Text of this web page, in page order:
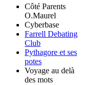
Côté Parents
O.Maurel
Cyberbase
Farrell Debating
Club
Pythagore et ses
potes
Voyage au delà
des mots